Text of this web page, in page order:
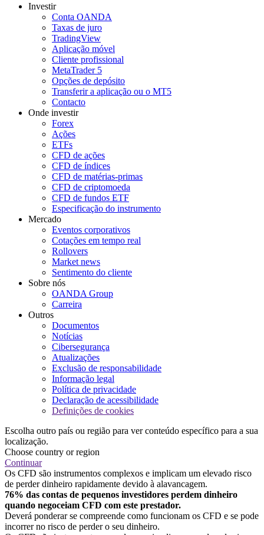
Investir
Conta OANDA
Taxas de juro
TradingView
Aplicação móvel
Cliente profissional
MetaTrader 5
Opções de depósito
Transferir a aplicação ou o MT5
Contacto
Onde investir
Forex
Ações
ETFs
CFD de ações
CFD de índices
CFD de matérias-primas
CFD de criptomoeda
CFD de fundos ETF
Especificação do instrumento
Mercado
Eventos corporativos
Cotações em tempo real
Rollovers
Market news
Sentimento do cliente
Sobre nós
OANDA Group
Carreira
Outros
Documentos
Notícias
Cibersegurança
Atualizações
Exclusão de responsabilidade
Informação legal
Política de privacidade
Declaração de acessibilidade
Definições de cookies
Escolha outro país ou região para ver conteúdo específico para a sua
localização.
Choose country or region
Continuar
Os CFD são instrumentos complexos e implicam um elevado risco
de perder dinheiro rapidamente devido à alavancagem.
76% das contas de pequenos investidores perdem dinheiro
quando negoceiam CFD com este prestador.
Deverá ponderar se compreende como funcionam os CFD e se pode
incorrer no risco de perder o seu dinheiro.